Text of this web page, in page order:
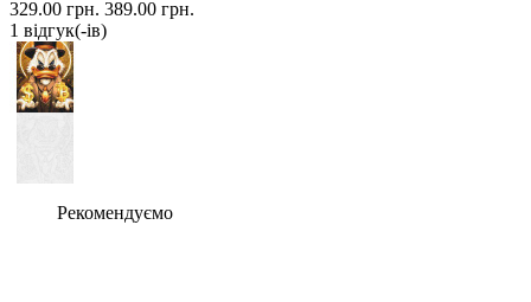
329.00 грн. 389.00 грн.
1 вiдгук(-iв)
Рекомендуємо